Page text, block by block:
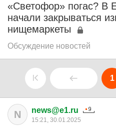
«Светофор» погас? В
начали закрываться
нищемаркеты
Обсуждение новостей
1
N news@e1.ru
15:21, 30.01.2025